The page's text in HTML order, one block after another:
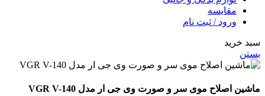
مقایسه
ورود / ثبت نام
سبد خرید
بستن
ماشین اصلاح موی سر و صورت وی جی ار مدل VGR V-140